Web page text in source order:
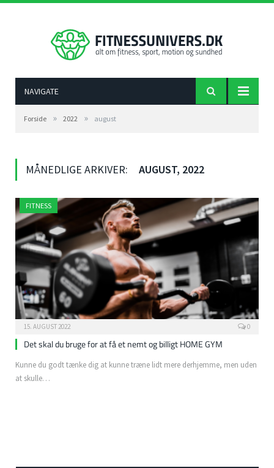
NAVIGATE
Forside » 2022 » august
MÅNEDLIGE ARKIVER: AUGUST, 2022
FITNESS
15. AUGUST 2022 0
Det skal du bruge for at få et nemt og billigt HOME GYM
Kunne du godt tænke dig at kunne træne lidt mere derhjemme, men uden
at skulle…